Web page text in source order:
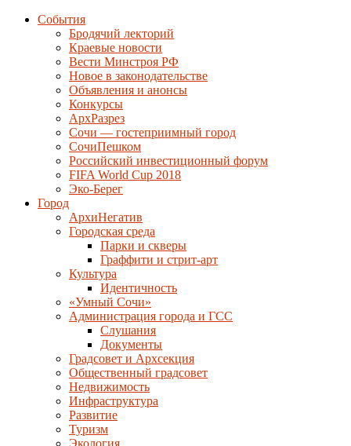
События
Бродячий лекторий
Краевые новости
Вести Минстроя РФ
Новое в законодательстве
Объявления и анонсы
Конкурсы
АрхРазрез
Сочи — гостеприимный город
СочиПешком
Российский инвестиционный форум
FIFA World Cup 2018
Эко-Берег
Город
АрхиНегатив
Городская среда
Парки и скверы
Граффити и стрит-арт
Культура
Идентичность
«Умный Сочи»
Администрация города и ГСС
Слушания
Документы
Градсовет и Архсекция
Общественный градсовет
Недвижимость
Инфраструктура
Развитие
Туризм
Экология